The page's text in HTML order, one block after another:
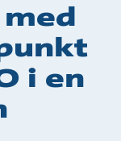
i en